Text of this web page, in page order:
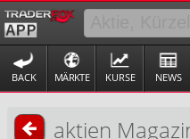
BACK MÄRKTE KURSE NEWS
aktien